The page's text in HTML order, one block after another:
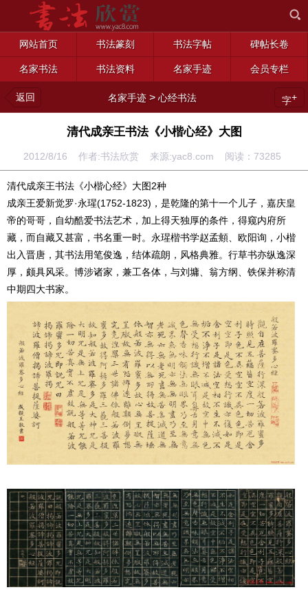
网站首页 书法篆刻 书法字帖 碑帖长卷
名家书法 书法资料 名家手迹 会员专栏
返回 名家手迹 >心经书法 字+
清代成亲王书法《小楷心经》大图
2012/8/16 作者:书法欣赏 来源:yac8.com 阅读： 73285
清代成亲王书法《小楷心经》大图2种
成亲王爱新觉罗·永瑆(1752-1823)，是乾隆的第十一个儿子，嘉庆皇
帝的哥哥，自幼酷爱书法艺术，加上得天独厚的条件，得窥内府所
藏，而自藏又甚富，书名重一时。永瑆楷书学赵孟頫、欧阳询，小楷
出入晋唐，其书法用笔俊逸，结体疏朗，风格典雅。行草书亦纵逸深
厚，颇具风采。博涉诸家，兼工各体，与刘墉、翁方纲、铁保并称清
中期四大书家。